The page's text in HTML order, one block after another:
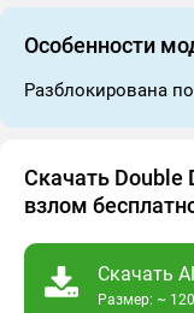
Особенности
Разблокирована
Скачать Double
взлом
Скачать
Размер: ~